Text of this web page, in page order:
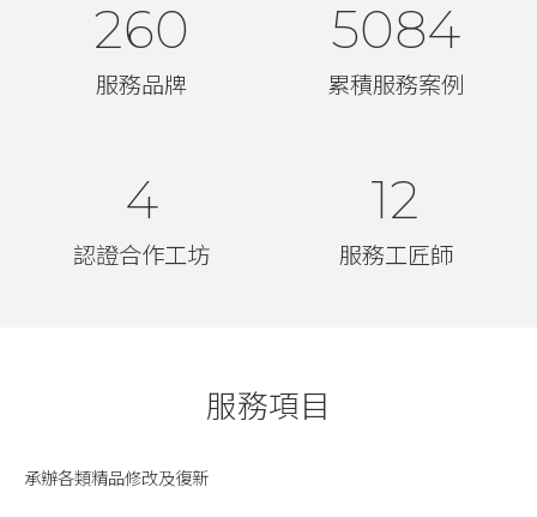
260
服務品牌
5084
累積服務案例
4
認證合作工坊
12
服務工匠師
服務項目
承辦各類精品修改及復新